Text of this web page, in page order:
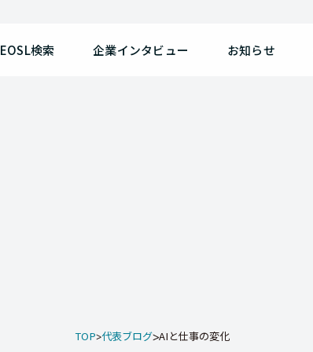
EOSL検索 企業インタビュー お知らせ
TOP 代表ブログ AIと仕事の変化